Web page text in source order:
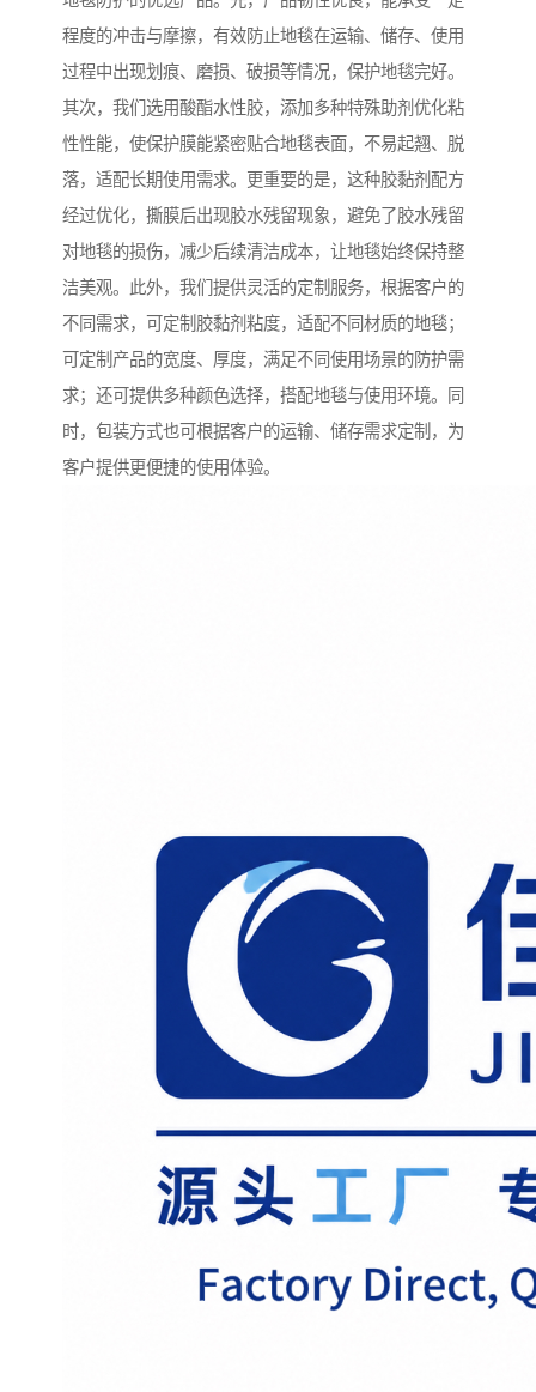
程度的冲击与摩擦，有效防止地毯在运输、储存、使用
过程中出现划痕、磨损、破损等情况，保护地毯完好。
其次，我们选用酸酯水性胶，添加多种特殊助剂优化粘
性性能，使保护膜能紧密贴合地毯表面，不易起翘、脱
落，适配长期使用需求。更重要的是，这种胶黏剂配方
经过优化，撕膜后出现胶水残留现象，避免了胶水残留
对地毯的损伤，减少后续清洁成本，让地毯始终保持整
洁美观。此外，我们提供灵活的定制服务，根据客户的
不同需求，可定制胶黏剂粘度，适配不同材质的地毯；
可定制产品的宽度、厚度，满足不同使用场景的防护需
求；还可提供多种颜色选择，搭配地毯与使用环境。同
时，包装方式也可根据客户的运输、储存需求定制，为
客户提供更便捷的使用体验。